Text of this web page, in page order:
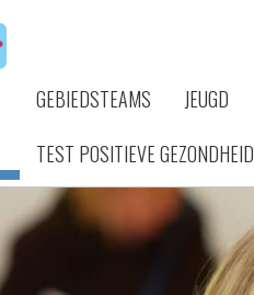
GEBIEDSTEAMS JEUGD
TEST POSITIEVE GEZONDHEID